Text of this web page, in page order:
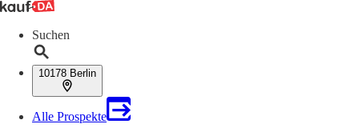
Suchen
10178 Berlin
Alle Prospekte